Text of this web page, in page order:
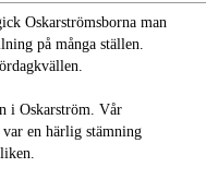
Oskarströmsborna man
på många ställen.
i Oskarström. Vår
en härlig stämning